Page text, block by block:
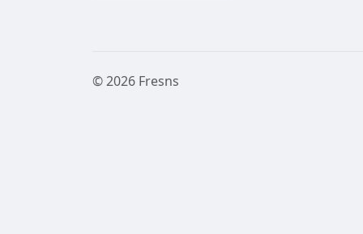
© 2026 Fresns